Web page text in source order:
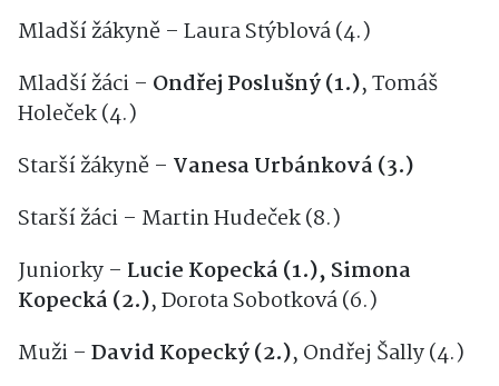
Mladší žákyně – Laura Stýblová (4.)
Mladší žáci – Ondřej Poslušný (1.), Tomáš
Holeček (4.)
Starší žákyně – Vanesa Urbánková (3.)
Starší žáci – Martin Hudeček (8.)
Juniorky – Lucie Kopecká (1.), Simona
Kopecká (2.), Dorota Sobotková (6.)
Muži – David Kopecký (2.), Ondřej Šally (4.)